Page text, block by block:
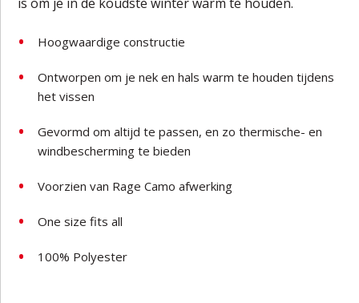
Hoogwaardige constructie
Ontworpen om je nek en hals warm te houden tijdens
het vissen
Gevormd om altijd te passen, en zo thermische- en
windbescherming te bieden
Voorzien van Rage Camo afwerking
One size fits all
100% Polyester